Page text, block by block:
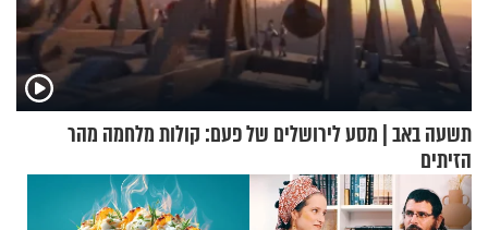
תשעה באב | מסע לירושלים של פעם: קולות מלחמה מהר
הזיתים